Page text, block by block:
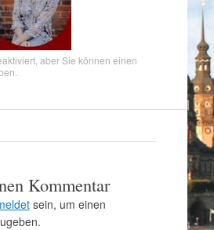
aber Sie können einen
Kommentar
sein, um einen